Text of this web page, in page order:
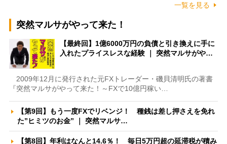
一覧を見る
突然マルサがやって来た！
【最終回】1億6000万円の負債と引き換えに手に
入れたプライスレスな経験 ｜ 突然マルサがや…
2009年12月に発行された元FXトレーダー・磯貝清明氏の著書
『突然マルサがやって来た！～FXで10億円稼い…
【第9回】もう一度FXでリベンジ！ 種銭は差し押さえを免れ
た”ヒミツのお金” ｜ 突然マルサ…
【第8回】年利はなんと14.6％！ 毎日5万円超の延滞税が積み